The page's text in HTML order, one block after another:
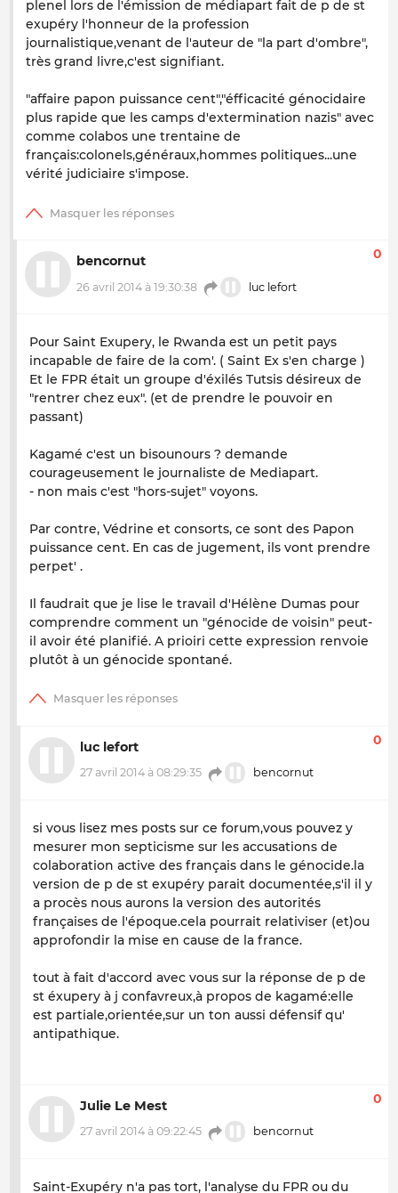
plenel lors de l'émission de médiapart fait de p de st
exupéry l'honneur de la profession
journalistique,venant de l'auteur de "la part d'ombre",
très grand livre,c'est signifiant.
"affaire papon puissance cent","éfficacité génocidaire
plus rapide que les camps d'extermination nazis" avec
comme colabos une trentaine de
français:colonels,généraux,hommes politiques...une
vérité judiciaire s'impose.
bencornut
26 avril 2014 à 19:30:38 luc lefort
0
Pour Saint Exupery, le Rwanda est un petit pays
incapable de faire de la com'. ( Saint Ex s'en charge )
Et le FPR était un groupe d'éxilés Tutsis désireux de
"rentrer chez eux". (et de prendre le pouvoir en
passant)
Kagamé c'est un bisounours ? demande
courageusement le journaliste de Mediapart.
- non mais c'est "hors-sujet" voyons.
Par contre, Védrine et consorts, ce sont des Papon
puissance cent. En cas de jugement, ils vont prendre
perpet' .
Il faudrait que je lise le travail d'Hélène Dumas pour
comprendre comment un "génocide de voisin" peut-
il avoir été planifié. A prioiri cette expression renvoie
plutôt à un génocide spontané.
luc lefort
27 avril 2014 à 08:29:35 bencornut
0
si vous lisez mes posts sur ce forum,vous pouvez y
mesurer mon septicisme sur les accusations de
colaboration active des français dans le génocide.la
version de p de st exupéry parait documentée,s'il il y
a procès nous aurons la version des autorités
françaises de l'époque.cela pourrait relativiser (et)ou
approfondir la mise en cause de la france.
tout à fait d'accord avec vous sur la réponse de p de
st éxupery à j confavreux,à propos de kagamé:elle
est partiale,orientée,sur un ton aussi défensif qu'
antipathique.
Julie Le Mest
27 avril 2014 à 09:22:45 bencornut
0
Saint-Exupéry n'a pas tort, l'analyse du FPR ou du